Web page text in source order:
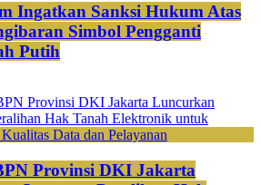
Ingatkan Sanksi Hukum Atas
Simbol Pengganti
Putih
Provinsi DKI Jakarta